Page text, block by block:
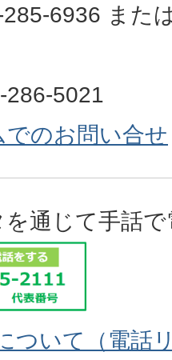
6936 また
286-5021
でのお問い合せ
通じて手話
ついて（電話